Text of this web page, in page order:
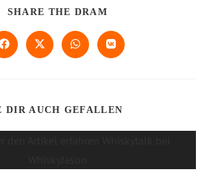
SHARE THE DRAM
DIR AUCH GEFALLEN